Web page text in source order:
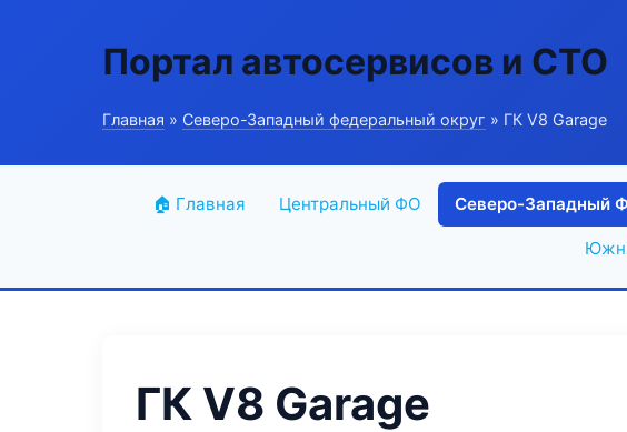
Портал автосервисов и СТО
Главная » Северо-Западный федеральный округ » ГК V8 Garage
🏠 Главная Центральный ФО Северо-Западный
ГК V8 Garage